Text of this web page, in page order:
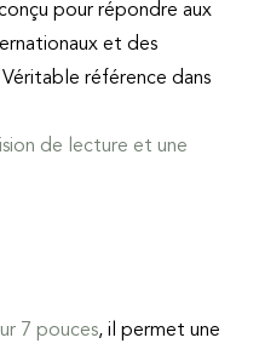
pour répondre aux
et des
référence dans
de lecture et une
7 pouces, il permet une